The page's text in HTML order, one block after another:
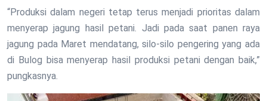
“Produksi dalam negeri tetap terus menjadi prioritas dalam
menyerap jagung hasil petani. Jadi pada saat panen raya
jagung pada Maret mendatang, silo-silo pengering yang ada
di Bulog bisa menyerap hasil produksi petani dengan baik,”
pungkasnya.